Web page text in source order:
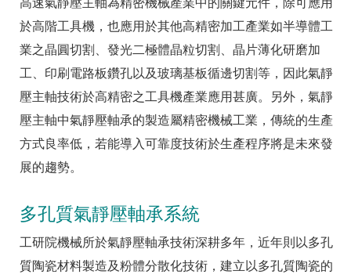
高速氣靜壓主軸為精密機械產業中的關鍵元件，除可應用
於高階工具機，也應用於其他高精密加工產業如半導體工
業之晶圓切割、發光二極體晶粒切割、晶片薄化研磨加
工、印刷電路板鑽孔以及玻璃基板循邊切割等，因此氣靜
壓主軸技術於高精密之工具機產業應用甚廣。另外，氣靜
壓主軸中氣靜壓軸承的製造屬精密機械工業，傳統的生產
方式良率低，若能導入可靠度技術於生產程序將是未來發
展的趨勢。
多孔質氣靜壓軸承系統
工研院機械所於氣靜壓軸承技術深耕多年，近年則以多孔
質陶瓷材料製造及粉體分散化技術，建立以多孔質陶瓷的